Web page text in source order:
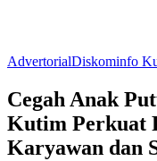
AdvertorialDiskominfo
Cegah Anak
Kutim Perkuat
Karyawan dan